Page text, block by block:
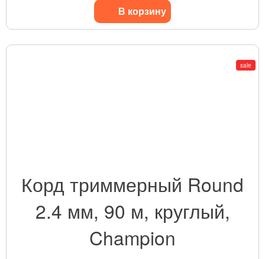
В корзину
sale
Корд триммерный Round
2.4 мм, 90 м, круглый,
Champion